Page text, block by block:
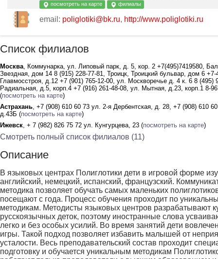
посмотреть на карте филиалы
email: poliglotiki@bk.ru, http://www.poliglotiki.ru
Список филиалов
Москва, Коммунарка, ул. Липовый парк, д. 5, кор. 2 +7(495)7419580,
Звездная, дом 14 8 (915) 228-77-81, Троицк, Троицкий бульвар, дом 6 +7-
Главмосстроя, д.12 +7 (901) 765-12-00, ул. Москворечье д. 4 к. 6 8 (495)
Радиальная, д.5, корп.4 +7 (916) 261-48-08, ул. Мытная, д.23, корп.1 8-
(посмотреть на карте)
Астрахань, +7 (908) 610 60 73 ул. 2-я Дербентская, д. 28, +7 (908) 610
д.43Б (посмотреть на карте)
Ижевск, + 7 (982) 826 75 72 ул. Кунгурцева, 23 (посмотреть на карте)
Смотреть полный список филиалов (11)
Описание
В языковых центрах Полиглотики дети в игровой форме
английский, немецкий, испанский, французский.
методика позволяет обучать самых маленьких
посещают с года. Процесс обучения проходит по
методикам. Методисты языковых центров разрабатывают
русскоязычных деток, поэтому иностранные слова
легко и без особых усилий. Во время занятий дети
игры. Такой подход позволяет избавить малышей от
усталости. Весь преподавательский состав проходит
подготовку и обучается уникальным методикам